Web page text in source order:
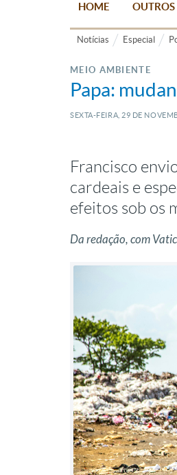
HOME OUTROS
Notícias Especial
MEIO AMBIENTE
Papa:
SEXTA-FEIRA, 29 DE
Francisco
cardeais e
efeitos sob os
Da redação, com